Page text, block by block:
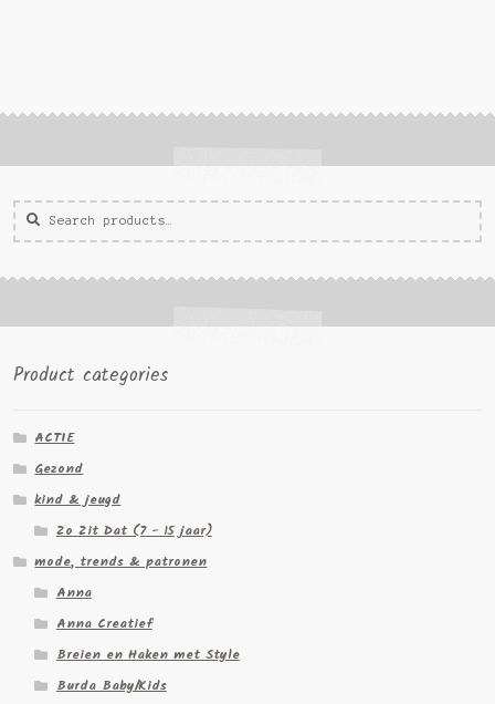
Zoeken
voor:
Zoek
Product categories
ACTIE
Gezond
kind & jeugd
Zo Zit Dat (7 - 15 jaar)
mode, trends & patronen
Anna
Anna Creatief
Breien en Haken met Style
Burda Baby/Kids